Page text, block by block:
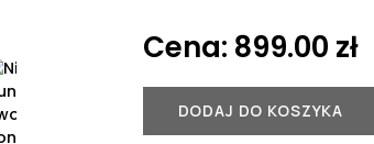
899.00 zł
DODAJ DO KOSZYKA